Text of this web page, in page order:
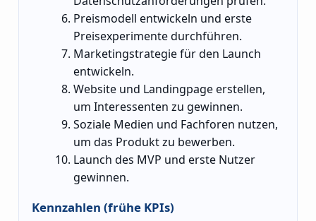
Preismodell entwickeln und erste
Preisexperimente durchführen.
Marketingstrategie für den Launch
entwickeln.
Website und Landingpage erstellen,
um Interessenten zu gewinnen.
Soziale Medien und Fachforen nutzen,
um das Produkt zu bewerben.
Launch des MVP und erste Nutzer
gewinnen.
Kennzahlen (frühe KPIs)